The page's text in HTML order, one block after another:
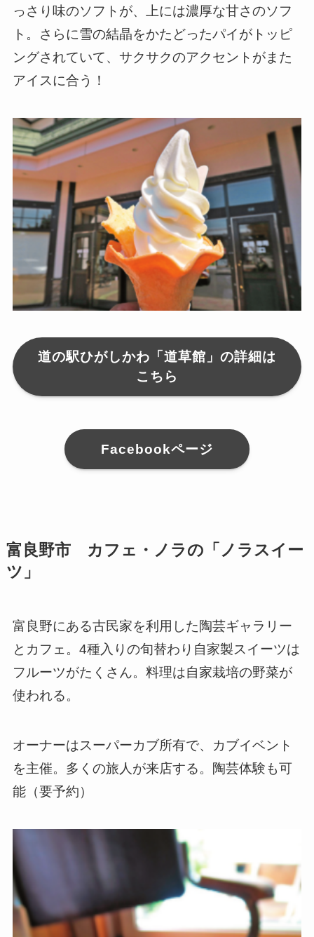
っさり味のソフトが、上には濃厚な甘さのソフ
ト。さらに雪の結晶をかたどったパイがトッピ
ングされていて、サクサクのアクセントがまた
アイスに合う！
道の駅ひがしかわ「道草館」の詳細は
こちら
Facebookページ
富良野市 カフェ・ノラの「ノラスイー
ツ」
富良野にある古民家を利用した陶芸ギャラリー
とカフェ。4種入りの旬替わり自家製スイーツは
フルーツがたくさん。料理は自家栽培の野菜が
使われる。
オーナーはスーパーカブ所有で、カブイベント
を主催。多くの旅人が来店する。陶芸体験も可
能（要予約）